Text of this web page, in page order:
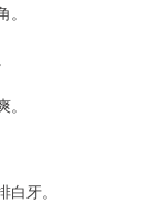
牙。